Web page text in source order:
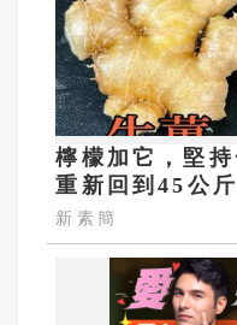
檸檬加它，堅
重新回到45公斤
新素簡